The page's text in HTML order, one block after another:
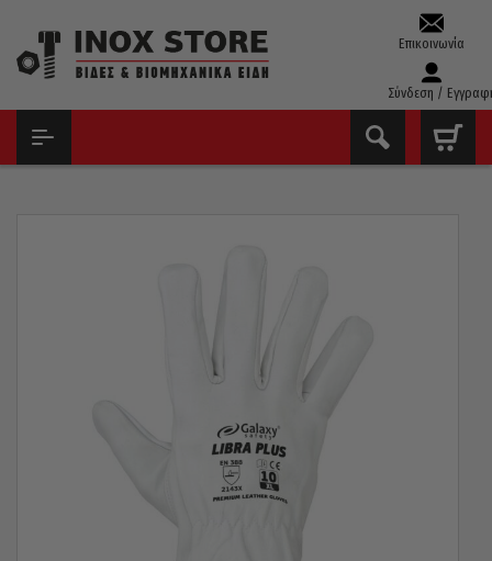
Επικοινωνία
Σύνδεση /